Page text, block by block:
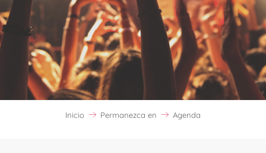
Inicio Permanezca en Agenda